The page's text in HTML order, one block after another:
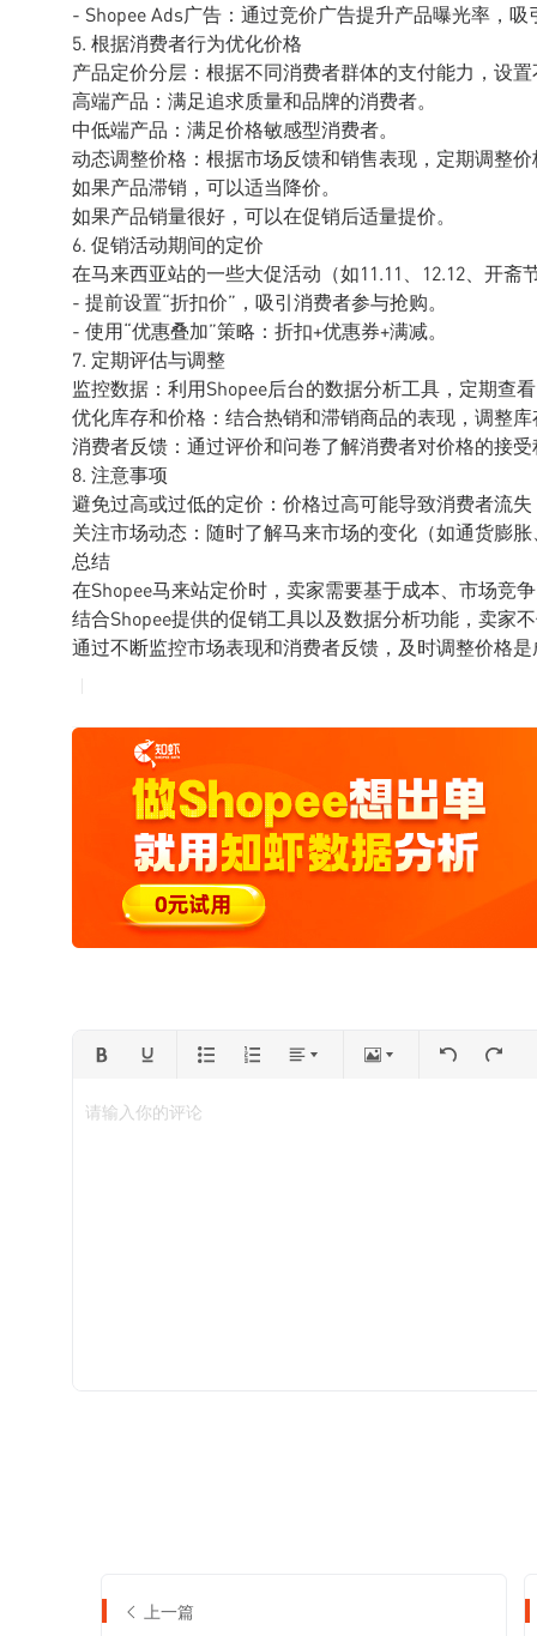
- Shopee Ads广告：通过竞价广告提升产品曝光率，吸
5. 根据消费者行为优化价格
产品定价分层：根据不同消费者群体的支付能力，设
高端产品：满足追求质量和品牌的消费者。
中低端产品：满足价格敏感型消费者。
动态调整价格：根据市场反馈和销售表现，定期调整
如果产品滞销，可以适当降价。
如果产品销量很好，可以在促销后适量提价。
6. 促销活动期间的定价
在马来西亚站的一些大促活动（如11.11、12.12、开
- 提前设置“折扣价”，吸引消费者参与抢购。
- 使用“优惠叠加”策略：折扣+优惠券+满减。
7. 定期评估与调整
监控数据：利用Shopee后台的数据分析工具，定期查
优化库存和价格：结合热销和滞销商品的表现，调整
消费者反馈：通过评价和问卷了解消费者对价格的接
8. 注意事项
避免过高或过低的定价：价格过高可能导致消费者流
关注市场动态：随时了解马来市场的变化（如通货膨
总结
在Shopee马来站定价时，卖家需要基于成本、市场竞
结合Shopee提供的促销工具以及数据分析功能，卖家
通过不断监控市场表现和消费者反馈，及时调整价格
请输入你的评论
上一篇